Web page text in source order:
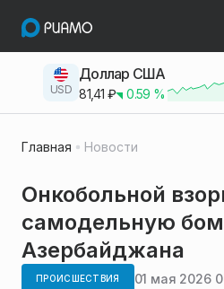
USD
Доллар США
81,41 ₽ 0.59 %
Главная Новости
Онкобольной
самодельную
Азербайджана
ПРОИСШЕСТВИЯ 01 мая 2026